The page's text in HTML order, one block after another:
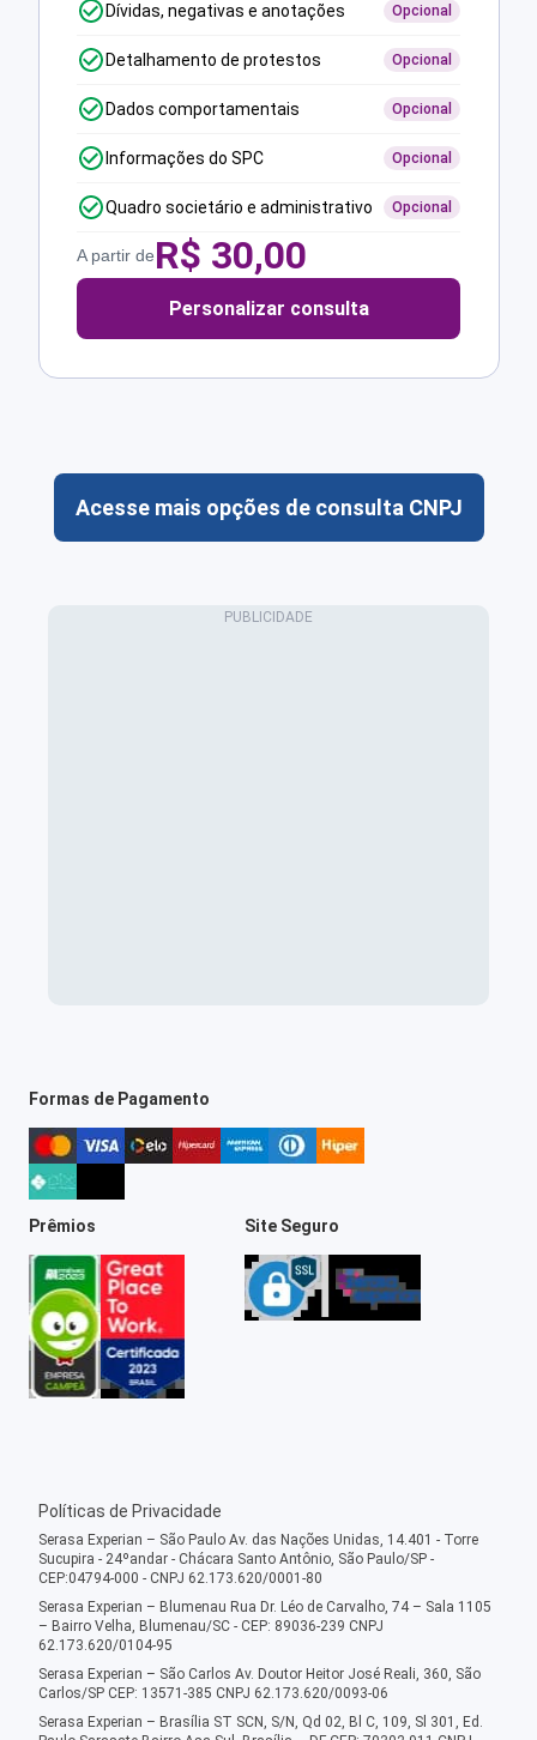
Dívidas, negativas e anotações Opcional
Detalhamento de protestos Opcional
Dados comportamentais Opcional
Informações do SPC Opcional
Quadro societário e administrativo Opcional
A partir deR$ 30,00
Personalizar consulta
Acesse mais opções de consulta CNPJ
Formas de Pagamento
Prêmios Site Seguro
Políticas de Privacidade
Serasa Experian – São Paulo Av. das Nações Unidas, 14.401 - Torre
Sucupira - 24ºandar - Chácara Santo Antônio, São Paulo/SP -
CEP:04794-000 - CNPJ 62.173.620/0001-80
Serasa Experian – Blumenau Rua Dr. Léo de Carvalho, 74 – Sala 1105
– Bairro Velha, Blumenau/SC - CEP: 89036-239 CNPJ
62.173.620/0104-95
Serasa Experian – São Carlos Av. Doutor Heitor José Reali, 360, São
Carlos/SP CEP: 13571-385 CNPJ 62.173.620/0093-06
Serasa Experian – Brasília ST SCN, S/N, Qd 02, Bl C, 109, Sl 301, Ed.